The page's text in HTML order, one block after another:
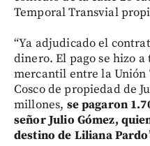
Temporal Transvial
“Ya adjudicado el
dinero. El pago se hizo
mercantil entre la Unión
Cosco de propiedad de
millones, se pagaron
señor Julio Gómez,
destino de Liliana Pardo